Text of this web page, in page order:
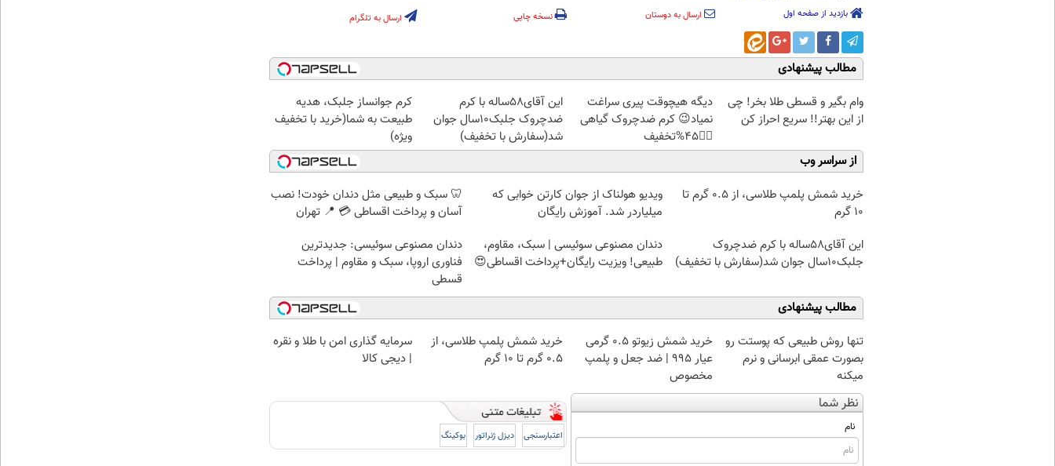
بازدید از صفحه اول ارسال به دوستان نسخه چاپی ارسال به تلگرام
مطالب پیشنهادی
وام بگیر و قسطی طلا بخر! چی
از این بهتر!! سریع احراز کن
دیگه هیچوقت پیری سراغت
نمیاد😉 کرم ضدچروک گیاهی
👈🏻45%تخفیف
این آقای58ساله با کرم
ضدچروک جلبک10سال جوان
شد(سفارش با تخفیف)
کرم جوانساز جلبک، هدیه
طبیعت به شما(خرید با تخفیف
ویژه)
از سراسر وب
خرید شمش پلمپ طلاسی، از ۰.۵ گرم تا
۱۰ گرم
ویدیو هولناک از جوان کارتن خوابی که
میلیاردر شد. آموزش رایگان
🦷 سبک و طبیعی مثل دندان خودت! نصب
آسان و پرداخت اقساطی 💳 📍 تهران
این آقای58ساله با کرم ضدچروک
جلبک10سال جوان شد(سفارش با تخفیف)
دندان مصنوعی سوئیسی | سبک، مقاوم،
طبیعی! ویزیت رایگان+پرداخت اقساطی😍
دندان مصنوعی سوئیسی: جدیدترین
فناوری اروپا، سبک و مقاوم | پرداخت
قسطی
مطالب پیشنهادی
تنها روش طبیعی که پوستت رو
بصورت عمقی ابرسانی و نرم
میکنه
خرید شمش زیوتو ۰.۵ گرمی
عیار ۹۹۵ | ضد جعل و پلمپ
مخصوص
خرید شمش پلمپ طلاسی، از
۰.۵ گرم تا ۱۰ گرم
سرمایه گذاری امن با طلا و نقره
| دیجی کالا
نظر شما
نام
اعتبارسنجی دیزل ژنراتور بوکینگ